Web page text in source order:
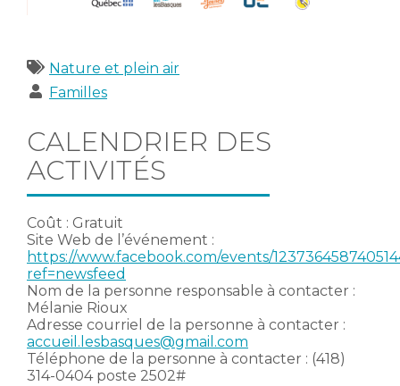
Catégories
Nature et plein air
Publics
Familles
CALENDRIER DES
ACTIVITÉS
Coût : Gratuit
Site Web de l’événement :
https://www.facebook.com/events/
ref=newsfeed
Nom de la personne responsable à contacter :
Mélanie Rioux
Adresse courriel de la personne à contacter :
accueil.lesbasques@gmail.com
Téléphone de la personne à contacter : (418)
314-0404 poste 2502#